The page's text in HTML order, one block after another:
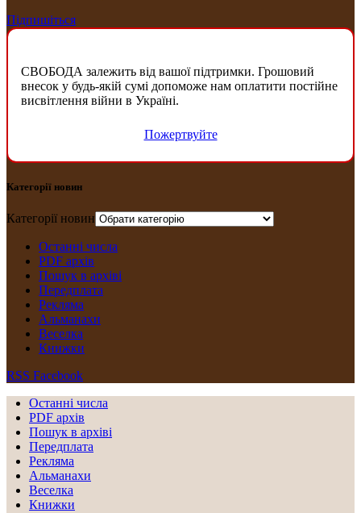
Підпишіться
СВОБОДА залежить від вашої підтримки. Грошовий
внесок у будь-якій сумі допоможе нам оплатити постійне
висвітлення війни в Україні.
Пожертвуйте
Категорії новин
Категорії новин
Останні числа
PDF архів
Пошук в архіві
Передплата
Рекляма
Альманахи
Веселка
Книжки
RSS Facebook
Останні числа
PDF архів
Пошук в архіві
Передплата
Рекляма
Альманахи
Веселка
Книжки